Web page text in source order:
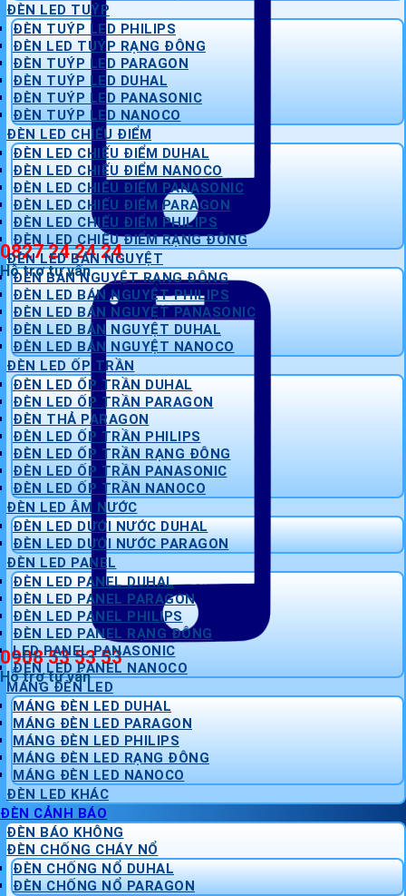
0827 24 24 24
Hỗ trợ tư vấn
0908 53 53 53
Hỗ trợ tư vấn
ĐÈN LED TUÝP
ĐÈN TUÝP LED PHILIPS
ĐÈN LED TUÝP RẠNG ĐÔNG
ĐÈN TUÝP LED PARAGON
ĐÈN TUÝP LED DUHAL
ĐÈN TUÝP LED PANASONIC
ĐÈN TUÝP LED NANOCO
ĐÈN LED CHIẾU ĐIỂM
ĐÈN LED CHIẾU ĐIỂM DUHAL
ĐÈN LED CHIẾU ĐIỂM NANOCO
ĐÈN LED CHIẾU ĐIỂM PANASONIC
ĐÈN LED CHIẾU ĐIỂM PARAGON
ĐÈN LED CHIẾU ĐIỂM PHILIPS
ĐÈN LED CHIẾU ĐIỂM RẠNG ĐÔNG
ĐÈN LED BÁN NGUYỆT
ĐÈN BÁN NGUYỆT RẠNG ĐÔNG
ĐÈN LED BÁN NGUYỆT PHILIPS
ĐÈN LED BÁN NGUYỆT PANASONIC
ĐÈN LED BÁN NGUYỆT DUHAL
ĐÈN LED BÁN NGUYỆT NANOCO
ĐÈN LED ỐP TRẦN
ĐÈN LED ỐP TRẦN DUHAL
ĐÈN LED ỐP TRẦN PARAGON
ĐÈN THẢ PARAGON
ĐÈN LED ỐP TRẦN PHILIPS
ĐÈN LED ỐP TRẦN RẠNG ĐÔNG
ĐÈN LED ỐP TRẦN PANASONIC
ĐÈN LED ỐP TRẦN NANOCO
ĐÈN LED ÂM NƯỚC
ĐÈN LED DƯỚI NƯỚC DUHAL
ĐÈN LED DƯỚI NƯỚC PARAGON
ĐÈN LED PANEL
ĐÈN LED PANEL DUHAL
ĐÈN LED PANEL PARAGON
ĐÈN LED PANEL PHILIPS
ĐÈN LED PANEL RẠNG ĐÔNG
LED PANEL PANASONIC
ĐÈN LED PANEL NANOCO
MÁNG ĐÈN LED
MÁNG ĐÈN LED DUHAL
MÁNG ĐÈN LED PARAGON
MÁNG ĐÈN LED PHILIPS
MÁNG ĐÈN LED RẠNG ĐÔNG
MÁNG ĐÈN LED NANOCO
ĐÈN LED KHÁC
ĐÈN CẢNH BÁO
ĐÈN BÁO KHÔNG
ĐÈN CHỐNG CHÁY NỔ
ĐÈN CHỐNG NỔ DUHAL
ĐÈN CHỐNG NỔ PARAGON